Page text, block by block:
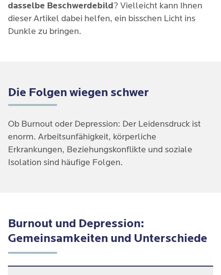
dasselbe Beschwerdebild? Vielleicht kann Ihnen
dieser Artikel dabei helfen, ein bisschen Licht ins
Dunkle zu bringen.
Die Folgen wiegen schwer
Ob Burnout oder Depression: Der Leidensdruck ist
enorm. Arbeitsunfähigkeit, körperliche
Erkrankungen, Beziehungskonflikte und soziale
Isolation sind häufige Folgen.
Burnout und Depression:
Gemeinsamkeiten und Unterschiede